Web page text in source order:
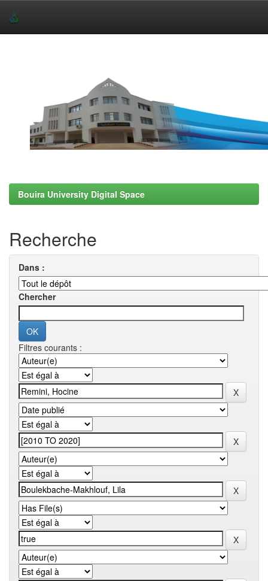
Bouira University Digital Space
Recherche
Dans :
Chercher
Filtres courants :